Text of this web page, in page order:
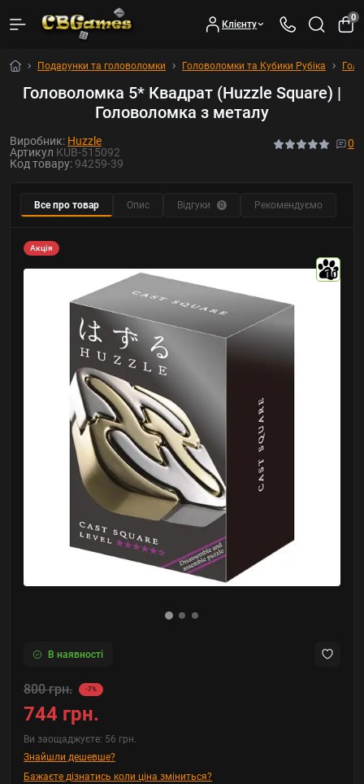
Клієнту
0
Подарунки та головоломки Головоломки та Кубики Рубіка
Головоломка 5* Квадрат (Huzzle Square) |
Головоломка з металу
Виробник: Huzzle
Артикул KUB-515092
Код товару: 94259-39
0
Все про товар Опис Відгуки 0 Рекомендуємо
Акція
10
В наявності
800 грн. -7%
744 грн.
Ви заощаджуєте: 56 грн.
Знайшли дешевше?
Бажаєте дізнатись коли ціна зміниться?